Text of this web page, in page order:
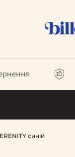
синій